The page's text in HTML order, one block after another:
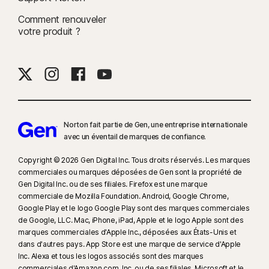
surveille les vidéos visionnées sur YouTube.com (mais pas les vidéos
YouTube intégrées à d'autres sites web ou blogs) et sur Hulu.com (mais
uniquement sur Windows). Elle ne fonctionne pas avec les apps YouTube
D'après un test effectué sur huit autres produits VPN de premier plan
Benchmarks réalisé par PassMark Software à la demande de Gen, en
écran doit être utilisé.
Social Media Monitoring n'est pas disponible sur certaines plates-
formes de réseaux sociaux et les fonctionnalités diffèrent d'une plate-
forme à l'autre. Pour plus d'informations, rendez-vous sur :
Norton.com/smm. N'inclut pas la surveillance des chats ni des
messages directs. Peut ne pas identifier le cyberharcèlement, les
contenus explicites ou illégaux ou les discours haineux.
Comment renouveler
votre produit ?
Norton fait partie de Gen, une entreprise internationale
avec un éventail de marques de confiance.​
Copyright © 2026 Gen Digital Inc. Tous droits réservés. Les marques
commerciales ou marques déposées de Gen sont la propriété de
Gen Digital Inc. ou de ses filiales. Firefox est une marque
commerciale de Mozilla Foundation. Android, Google Chrome,
Google Play et le logo Google Play sont des marques commerciales
de Google, LLC. Mac, iPhone, iPad, Apple et le logo Apple sont des
marques commerciales d'Apple Inc., déposées aux États-Unis et
dans d'autres pays. App Store est une marque de service d'Apple
Inc. Alexa et tous les logos associés sont des marques